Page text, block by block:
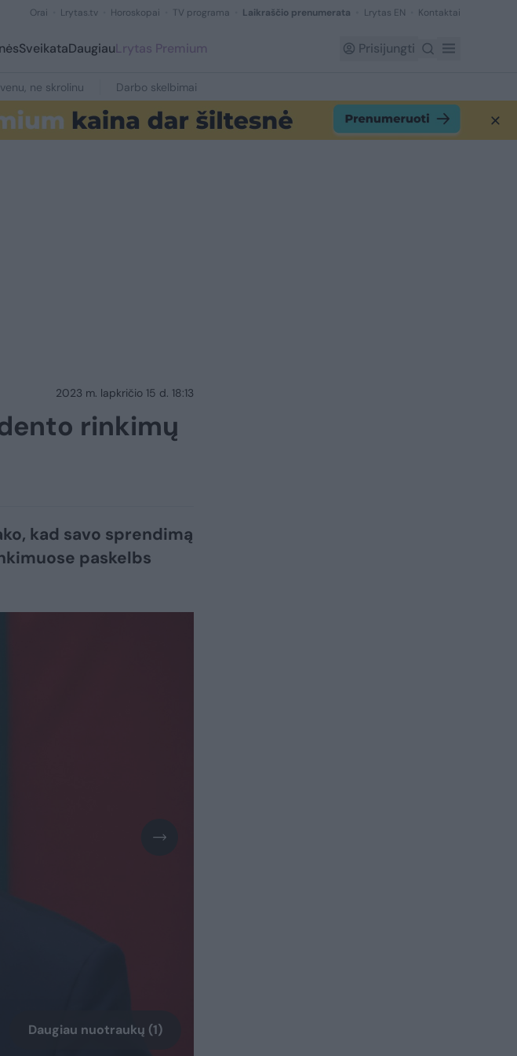
Orai Lrytas.tv Horoskopai TV programa Laikraščio prenumerata Lrytas EN Kontaktai
SveikataDaugiauLrytas Premium Prisijungti
ne skrolinu Darbo skelbimai
2023 m. lapkričio 15 d. 18:13
rinkimų
kad savo sprendimą
paskelbs
Daugiau nuotraukų (1)